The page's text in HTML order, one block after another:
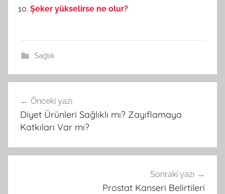
Şeker yükselirse ne olur?
Sağlık
Yazı
gezinmesi
Önceki yazı
Diyet Ürünleri Sağlıklı mı? Zayıflamaya
Katkıları Var mı?
Sonraki yazı
Prostat Kanseri Belirtileri